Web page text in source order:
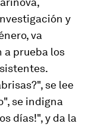
y
va
a prueba los
se lee
se indigna
días!", y da la